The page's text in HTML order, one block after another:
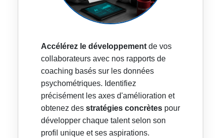
Accélérez le développement de vos
collaborateurs avec nos rapports de
coaching basés sur les données
psychométriques. Identifiez
précisément les axes d'amélioration et
obtenez des stratégies concrètes pour
développer chaque talent selon son
profil unique et ses aspirations.